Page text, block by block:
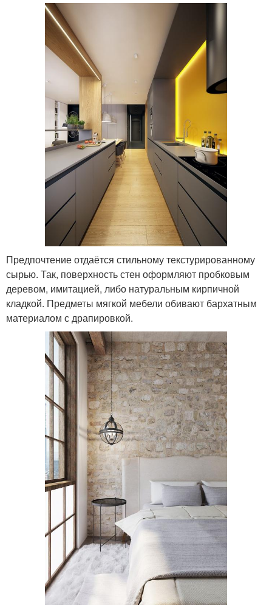
Предпочтение отдаётся стильному текстурированному
сырью. Так, поверхность стен оформляют пробковым
деревом, имитацией, либо натуральным кирпичной
кладкой. Предметы мягкой мебели обивают бархатным
материалом с драпировкой.